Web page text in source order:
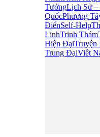
TưởngLịch Sử –
QuốcPhương
ĐiểnSelf-Help
LinhTrinh Thám
Hiện ĐạiTruyện
Trung ĐạiViêt